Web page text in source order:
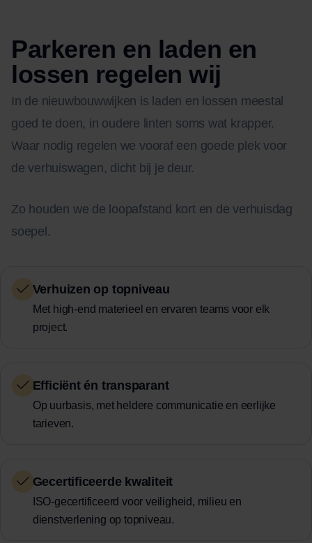
Parkeren en laden en
lossen regelen wij
In de nieuwbouwwijken is laden en lossen meestal
goed te doen, in oudere linten soms wat krapper.
Waar nodig regelen we vooraf een goede plek voor
de verhuiswagen, dicht bij je deur.
Zo houden we de loopafstand kort en de verhuisdag
soepel.
Verhuizen op topniveau
Met high-end materieel en ervaren teams voor elk
project.
Efficiënt én transparant
Op uurbasis, met heldere communicatie en eerlijke
tarieven.
Gecertificeerde kwaliteit
ISO-gecertificeerd voor veiligheid, milieu en
dienstverlening op topniveau.